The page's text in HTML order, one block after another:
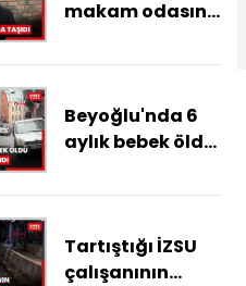
makam odasını
Beyoğlu'nda 6
aylık bebek öldü;
tutuklandı
Tartıştığı İZSU
çalışanının